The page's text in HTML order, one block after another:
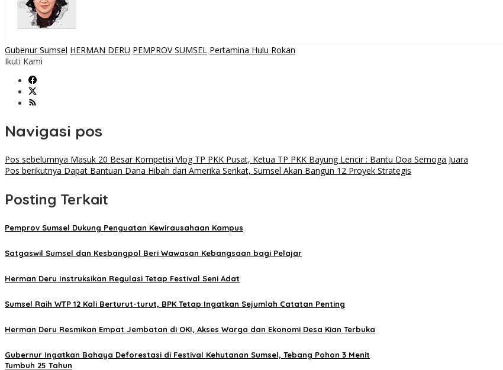
Gubenur Sumsel HERMAN DERU PEMPROV SUMSEL Pertamina Hulu Rokan
Ikuti Kami
Navigasi pos
Pos sebelumnya Masuk 20 Besar Kompetisi Vlog TP PKK Pusat, Ketua TP PKK Bayung Lencir : Bantu Doa Semoga Juara
Pos berikutnya Dapat Bantuan Dana Hibah dari Amerika Serikat, Sumsel Akan Bangun 12 Proyek Strategis
Posting Terkait
Pemprov Sumsel Dukung Penguatan Kewirausahaan Kampus
Satgaswil Sumsel dan Kesbangpol Beri Wawasan Kebangsaan bagi Pelajar
Herman Deru Instruksikan Regulasi Tetap Festival Seni Adat
Sumsel Raih WTP 12 Kali Berturut-turut, BPK Tetap Ingatkan Sejumlah Catatan Penting
Herman Deru Resmikan Empat Jembatan di OKI, Akses Warga dan Ekonomi Desa Kian Terbuka
Gubernur Ingatkan Bahaya Deforestasi di Festival Kehutanan Sumsel, Tebang Pohon 3 Menit
Tumbuh 25 Tahun